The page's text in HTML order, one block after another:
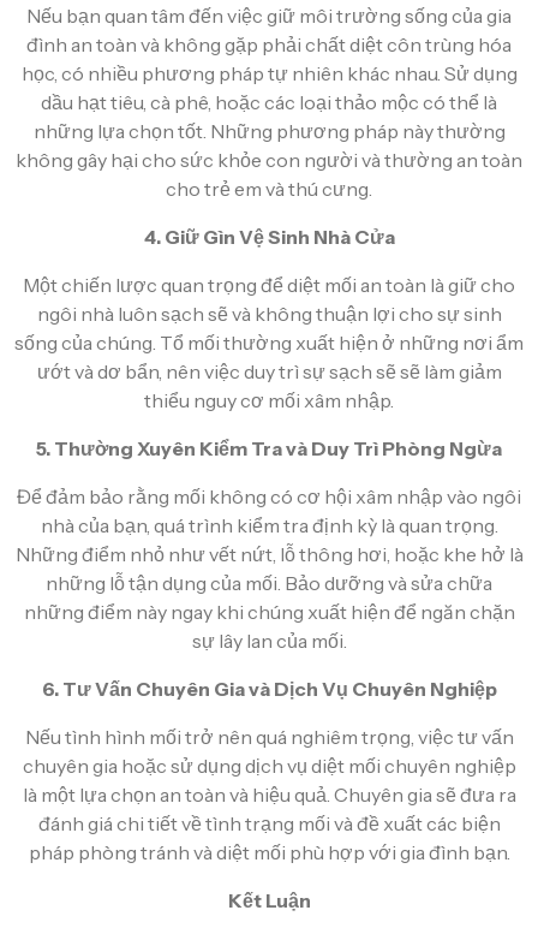
Nếu bạn quan tâm đến việc giữ môi trường sống của gia
đình an toàn và không gặp phải chất diệt côn trùng hóa
học, có nhiều phương pháp tự nhiên khác nhau. Sử dụng
dầu hạt tiêu, cà phê, hoặc các loại thảo mộc có thể là
những lựa chọn tốt. Những phương pháp này thường
không gây hại cho sức khỏe con người và thường an toàn
cho trẻ em và thú cưng.
4. Giữ Gìn Vệ Sinh Nhà Cửa
Một chiến lược quan trọng để diệt mối an toàn là giữ cho
ngôi nhà luôn sạch sẽ và không thuận lợi cho sự sinh
sống của chúng. Tổ mối thường xuất hiện ở những nơi ẩm
ướt và dơ bẩn, nên việc duy trì sự sạch sẽ sẽ làm giảm
thiểu nguy cơ mối xâm nhập.
5. Thường Xuyên Kiểm Tra và Duy Trì Phòng Ngừa
Để đảm bảo rằng mối không có cơ hội xâm nhập vào ngôi
nhà của bạn, quá trình kiểm tra định kỳ là quan trọng.
Những điểm nhỏ như vết nứt, lỗ thông hơi, hoặc khe hở là
những lỗ tận dụng của mối. Bảo dưỡng và sửa chữa
những điểm này ngay khi chúng xuất hiện để ngăn chặn
sự lây lan của mối.
6. Tư Vấn Chuyên Gia và Dịch Vụ Chuyên Nghiệp
Nếu tình hình mối trở nên quá nghiêm trọng, việc tư vấn
chuyên gia hoặc sử dụng dịch vụ diệt mối chuyên nghiệp
là một lựa chọn an toàn và hiệu quả. Chuyên gia sẽ đưa ra
đánh giá chi tiết về tình trạng mối và đề xuất các biện
pháp phòng tránh và diệt mối phù hợp với gia đình bạn.
Kết Luận